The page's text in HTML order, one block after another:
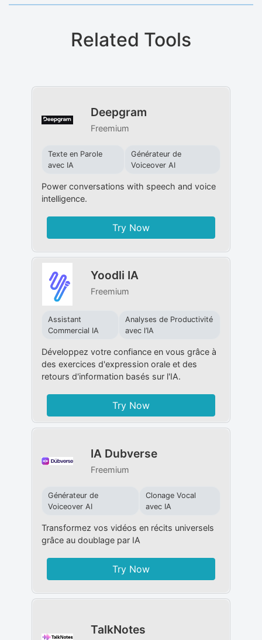
Related Tools
Deepgram
Freemium
Texte en Parole
avec IA
Générateur de
Voiceover AI
Power conversations with speech and voice
intelligence.
Try Now
Yoodli IA
Freemium
Assistant
Commercial IA
Analyses de Productivité
avec l’IA
Développez votre confiance en vous grâce à
des exercices d'expression orale et des
retours d'information basés sur l'IA.
Try Now
IA Dubverse
Freemium
Générateur de
Voiceover AI
Clonage Vocal
avec IA
Transformez vos vidéos en récits universels
grâce au doublage par IA
Try Now
TalkNotes